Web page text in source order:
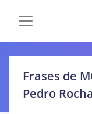
Frases de
Pedro